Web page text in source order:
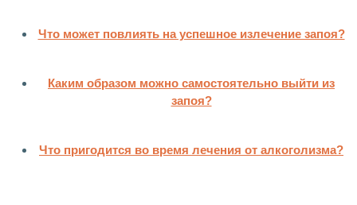
Что может повлиять на успешное излечение запоя?
Каким образом можно самостоятельно выйти из
запоя?
Что пригодится во время лечения от алкоголизма?